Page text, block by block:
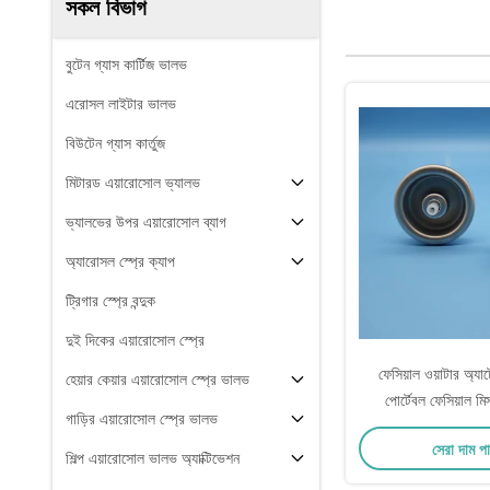
সকল বিভাগ
বুটেন গ্যাস কার্টিজ ভালভ
এরোসল লাইটার ভালভ
বিউটেন গ্যাস কার্তুজ
মিটারড এয়ারোসোল ভ্যালভ
ভ্যালভের উপর এয়ারোসোল ব্যাগ
অ্যারোসল স্প্রে ক্যাপ
ট্রিগার স্প্রে বন্দুক
দুই দিকের এয়ারোসোল স্প্রে
হেয়ার কেয়ার এয়ারোসোল স্প্রে ভালভ
গাড়ির এয়ারোসোল স্প্রে ভালভ
শিল্প এয়ারোসোল ভালভ অ্যাক্টিভেশন
ফেসিয়াল ওয়াটার
পোর্টেবল ফেসিয়াল
ব্যক্তিগত হাইড্রেশন
সেরা দাম